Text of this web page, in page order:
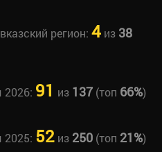
регион: 4из 38
2026: 91 из 137(топ 66%)
2025: 52из 250(топ 21%)